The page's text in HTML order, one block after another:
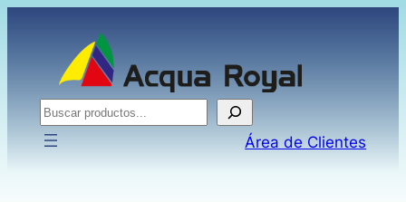
contenido
Buscar
Área de Clientes